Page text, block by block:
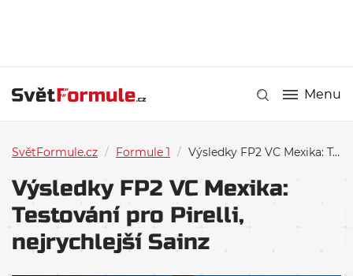
Menu
SvětFormule.cz / Formule 1 / Výsledky FP2 VC Mexika: Testování pro Pirelli, nejrychlejší Sainz
Výsledky FP2 VC Mexika:
Testování pro Pirelli,
nejrychlejší Sainz